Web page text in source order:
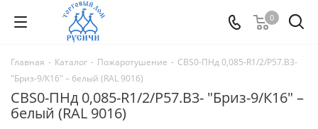
0
Главная - Каталог - Пожаротушение - СВS0-ПНд 0,085-R1/2/P57.В3-
"Бриз-9/К16" – белый (RAL 9016)
СВS0-ПНд 0,085-R1/2/P57.В3- "Бриз-9/К16" –
белый (RAL 9016)